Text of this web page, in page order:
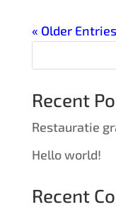
« Older Entries
Recent
Restauratie
Hello world!
Recent